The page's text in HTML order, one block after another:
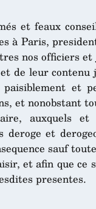
et feaux
à Paris,
nos officiers
de leur
et
et nonobstant
auxquels
deroge et
sauf
et afin que ce
presentes.